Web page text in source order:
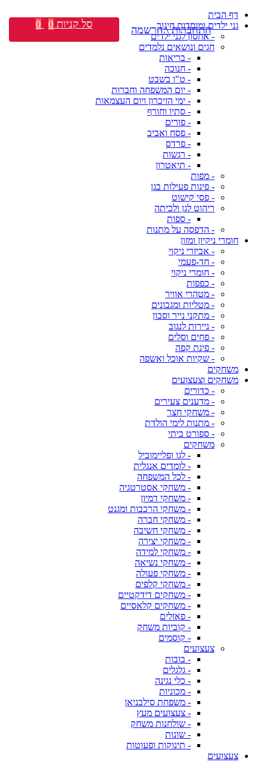
דף הבית
גני ילדים ומוסדות חינוך
- אחסון לגני ילדים
חגים ונושאים נלמדים
- בריאות
- חנוכה
- ט"ו בשבט
- יום המשפחה וחברות
- ימי הזיכרון ויום העצמאות
- סתיו וחורף
- פורים
- פסח ואביב
- פרדס
- רגשות
- תיאטרון
- מפות
- פינות פעילות בגן
- פסי קישוט
ריהוט לגן ולכיתה
- ספות
- הדפסה על מתנות
חומרי ניקיון ומזון
- אביזרי ניקוי
- חד-פעמי
- חומרי ניקוי
- כפפות
- מטהרי אוויר
- מטליות ומגבונים
- מתקני נייר וסבון
- ניירות לנגוב
- פחים וסלים
- פינת קפה
- שקיות אוכל ואשפה
משחקים
משחקים וצעצועים
- כדורים
- מדענים צעירים
- משחקי חצר
- מתנות לימי הולדת
- ספורט ביתי
משחקים
- לגו ופליימוביל
- לומדים אנגלית
- לכל המשפחה
- משחקי אסטרטגיה
- משחקי דמיון
- משחקי הרכבות ומגנט
- משחקי חברה
- משחקי חשיבה
- משחקי יצירה
- משחקי למידה
- משחקי נשיאה
- משחקי פעולה
- משחקי קלפים
- משחקים דידקטיים
- משחקים קלאסיים
- פאזלים
- קוביות משחק
- קוסמים
צעצועים
- בובות
- גלגלים
- כלי נגינה
- מכוניות
- משפחת סילבניאן
- צעצועים מעץ
- שולחנות משחק
- שונות
- תינוקות ופעוטות
צעצועים
התחברות \ הרשמה סל קניות 0
0